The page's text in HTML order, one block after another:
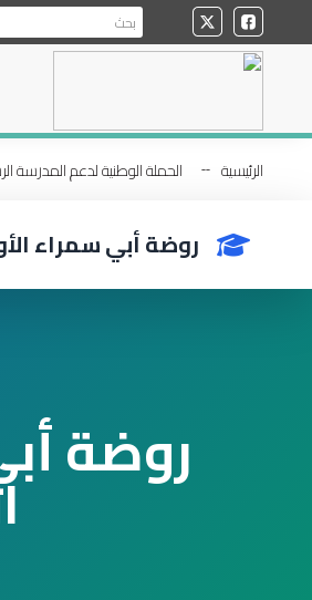
الرئيسية الحملة الوطنية لدعم المدرسة
روضة أبي سمراء
روضة